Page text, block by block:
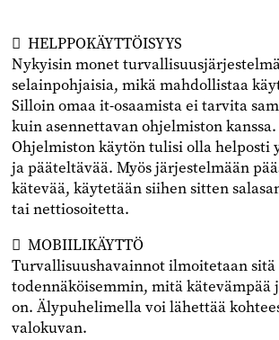
﷯ HELPPOKÄYTTÖISYYS
Nykyisin monet
selainpohjaisia, mikä mahdollistaa
Silloin omaa it-osaamista ei tarvita
kuin asennettavan ohjelmiston kanssa.
Ohjelmiston käytön tulisi olla helposti
ja pääteltävää. Myös järjestelmään
kätevää, käytetään siihen sitten
tai nettiosoitetta.
﷯ MOBIILIKÄYTTÖ
Turvallisuushavainnot ilmoitetaan sitä
todennäköisemmin, mitä kätevämpää
on. Älypuhelimella voi lähettää
valokuvan.